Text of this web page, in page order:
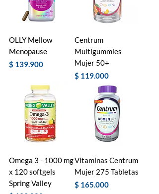
OLLY Mellow
Menopause
Precio
$ 139.900
Centrum
Multigummies
Mujer 50+
Precio
$ 119.000
Omega 3 - 1000 mg
x 120 softgels
Spring Valley
Vitaminas Centrum
Mujer 275 Tabletas
Precio
$ 165.000